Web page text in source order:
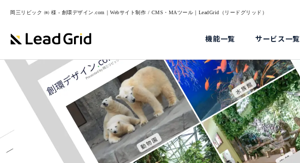
岡三リビック ㈱ 様 - 創環デザイン.com｜Webサイト制作 / CMS・MAツール｜LeadGrid（リードグリッド）
機能一覧 サービス一覧